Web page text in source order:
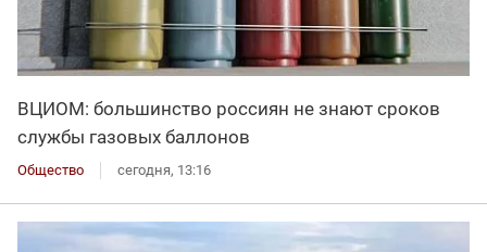
ВЦИОМ: большинство россиян не знают сроков
службы газовых баллонов
Общество сегодня, 13:16